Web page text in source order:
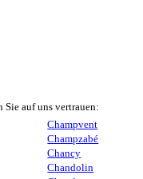
auf uns vertrauen:
Champvent
Champzabé
Chancy
Chandolin